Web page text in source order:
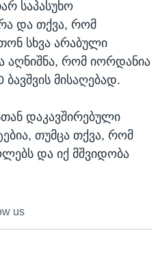
საპასუხო
და თქვა, რომ
სხვა არაბული
აღნიშნა, რომ იორდანია
მისაღებად.
დაკავშირებული
თუმცა თქვა, რომ
და იქ მშვიდობა
us